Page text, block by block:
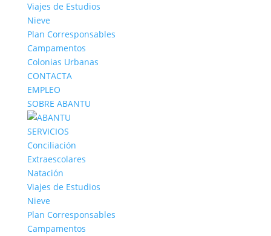
Viajes de Estudios
Nieve
Plan Corresponsables
Campamentos
Colonias Urbanas
CONTACTA
EMPLEO
SOBRE ABANTU
SERVICIOS
Conciliación
Extraescolares
Natación
Viajes de Estudios
Nieve
Plan Corresponsables
Campamentos